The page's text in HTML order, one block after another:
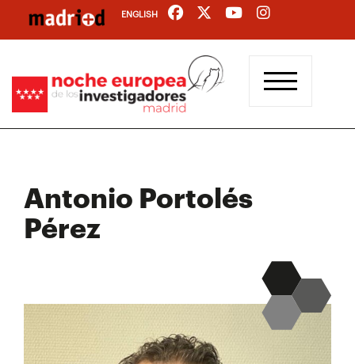
contenido
ENGLISH
Antonio Portolés
Pérez